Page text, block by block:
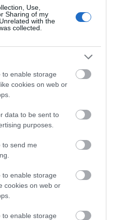
Use,
Sharing of my
with the
collected.
to enable storage
cookies on web or
data to be sent to
purposes.
to send me
to enable storage
cookies on web or
to enable storage